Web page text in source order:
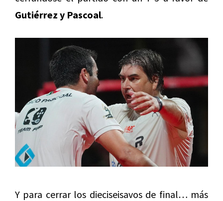
Gutiérrez y Pascoal.
Y para cerrar los dieciseisavos de final… más